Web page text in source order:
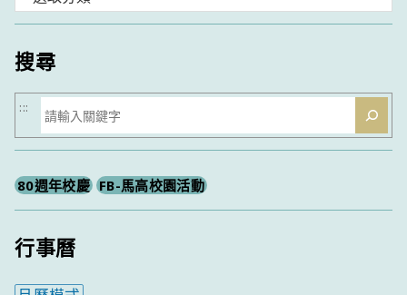
類
搜尋
搜
尋
:::
80週年校慶 FB-馬高校園活動
行事曆